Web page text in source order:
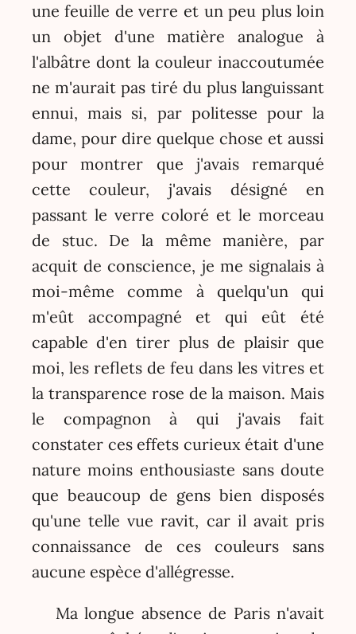
une feuille de verre et un peu plus loin
un objet d'une matière analogue à
l'albâtre dont la couleur inaccoutumée
ne m'aurait pas tiré du plus languissant
ennui, mais si, par politesse pour la
dame, pour dire quelque chose et aussi
pour montrer que j'avais remarqué
cette couleur, j'avais désigné en
passant le verre coloré et le morceau
de stuc. De la même manière, par
acquit de conscience, je me signalais à
moi-même comme à quelqu'un qui
m'eût accompagné et qui eût été
capable d'en tirer plus de plaisir que
moi, les reflets de feu dans les vitres et
la transparence rose de la maison. Mais
le compagnon à qui j'avais fait
constater ces effets curieux était d'une
nature moins enthousiaste sans doute
que beaucoup de gens bien disposés
qu'une telle vue ravit, car il avait pris
connaissance de ces couleurs sans
aucune espèce d'allégresse.
Ma longue absence de Paris n'avait